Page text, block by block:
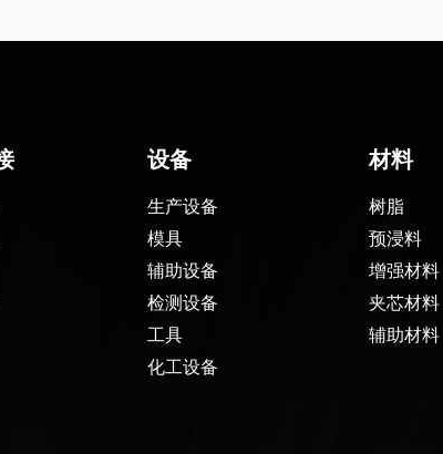
设备
生产设备
模具
辅助设备
检测设备
工具
化工设备
材料
树脂
预浸料
增强材料
夹芯材料
辅助材料